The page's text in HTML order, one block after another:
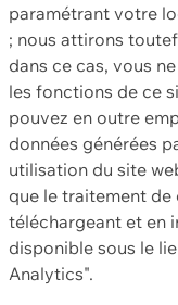
paramétrant votre
; nous attirons
dans ce cas, vous
les fonctions de ce
pouvez en outre
données générées
utilisation du site
que le traitement de
téléchargeant et en
disponible sous le
Analytics".